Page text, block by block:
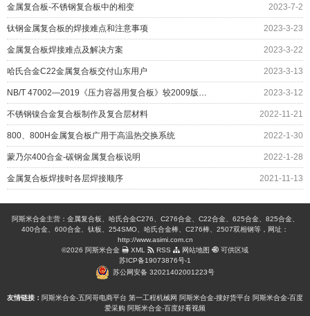
金属复合板-不锈钢复合板中的相变 2023-7-2
钛钢金属复合板的焊接难点和注意事项 2023-3-23
金属复合板焊接难点及解决方案 2023-3-22
哈氏合金C22金属复合板交付山东用户 2023-3-13
NB/T 47002—2019《压力容器用复合板》较2009版有哪些变化 2023-3-12
不锈钢镍合金复合板制作及复合层材料 2022-11-21
800、800H金属复合板广用于高温热交换系统 2022-1-30
蒙乃尔400合金-碳钢金属复合板说明 2022-1-28
金属复合板焊接时各层焊接顺序 2021-11-13
阿斯米合金主营：金属复合板、哈氏合金C276、C276合金、C22合金、625合金、825合金、
400合金、600合金、钛板、254SMO、哈氏合金棒、C276棒、2507双相钢等，网址：
http://www.asimi.com.cn
©2026 阿斯米合金
XML RSS 网站地图
可供区域
苏ICP备19073876号-1
苏公网安备 32021402001223号
友情链接： 阿斯米合金-五阿哥电商平台 第一工程机械网 阿斯米合金-搜好货平台 阿斯米合金-百度
爱采购 阿斯米合金-百度好看视频